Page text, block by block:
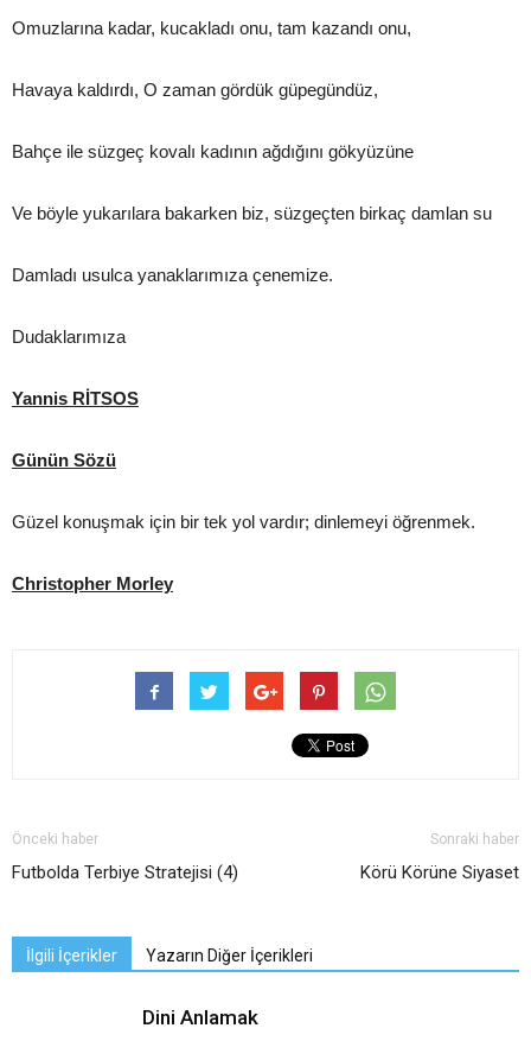
Omuzlarına kadar, kucakladı onu, tam kazandı onu,
Havaya kaldırdı, O zaman gördük güpegündüz,
Bahçe ile süzgeç kovalı kadının ağdığını gökyüzüne
Ve böyle yukarılara bakarken biz, süzgeçten birkaç damlan su
Damladı usulca yanaklarımıza çenemize.
Dudaklarımıza
Yannis RİTSOS
Günün Sözü
Güzel konuşmak için bir tek yol vardır; dinlemeyi öğrenmek.
Christopher Morley
Önceki haber
Futbolda Terbiye Stratejisi (4)
Sonraki haber
Körü Körüne Siyaset
İlgili İçerikler Yazarın Diğer İçerikleri
Dini Anlamak